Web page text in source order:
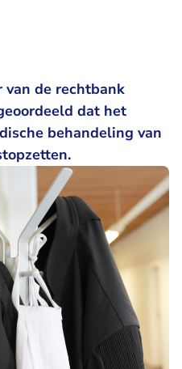
van de rechtbank
dat het
behandeling van